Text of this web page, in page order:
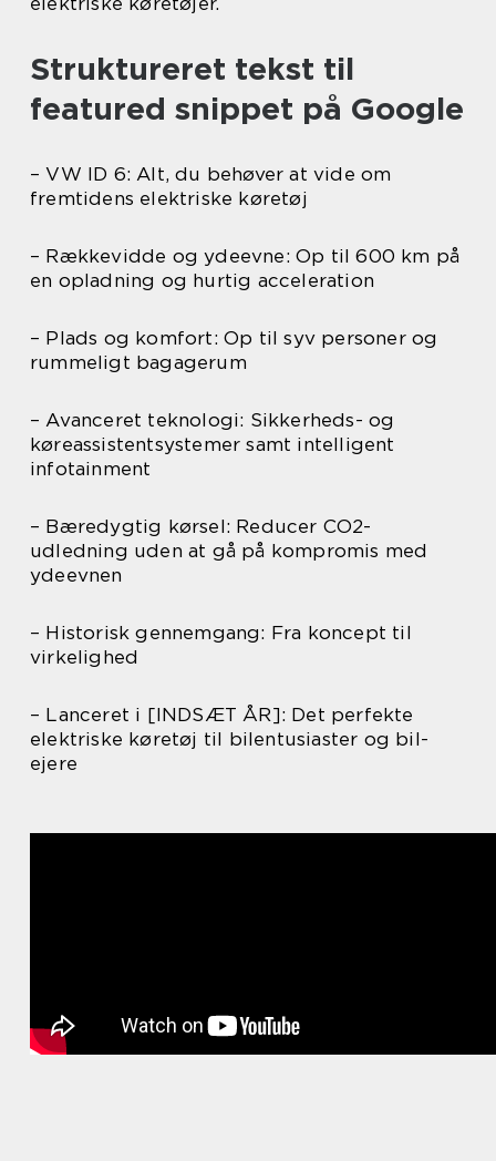
Struktureret tekst til
featured snippet på Google
– VW ID 6: Alt, du behøver at vide om
fremtidens elektriske køretøj
– Rækkevidde og ydeevne: Op til 600 km på
en opladning og hurtig acceleration
– Plads og komfort: Op til syv personer og
rummeligt bagagerum
– Avanceret teknologi: Sikkerheds- og
køreassistentsystemer samt intelligent
infotainment
– Bæredygtig kørsel: Reducer CO2-
udledning uden at gå på kompromis med
ydeevnen
– Historisk gennemgang: Fra koncept til
virkelighed
– Lanceret i [INDSÆT ÅR]: Det perfekte
elektriske køretøj til bilentusiaster og bil-
ejere